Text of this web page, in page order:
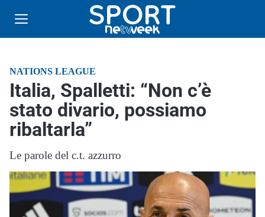
NATIONS LEAGUE
Italia, Spalletti: “Non c’è
stato divario, possiamo
ribaltarla”
Le parole del c.t. azzurro